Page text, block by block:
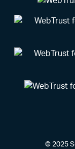
© 2025